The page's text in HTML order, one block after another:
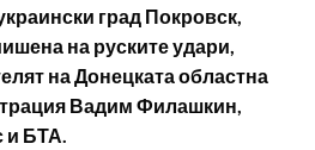
град Покровск,
на руските удари,
на Донецката областна
Вадим Филашкин,
и БТА.